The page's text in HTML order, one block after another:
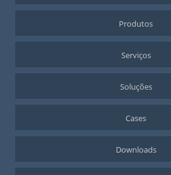
Produtos
Serviços
Soluções
Cases
Downloads